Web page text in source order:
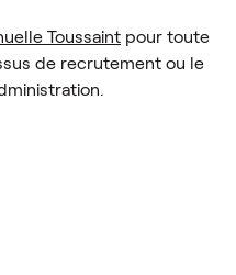
Toussaint pour toute
de recrutement ou le